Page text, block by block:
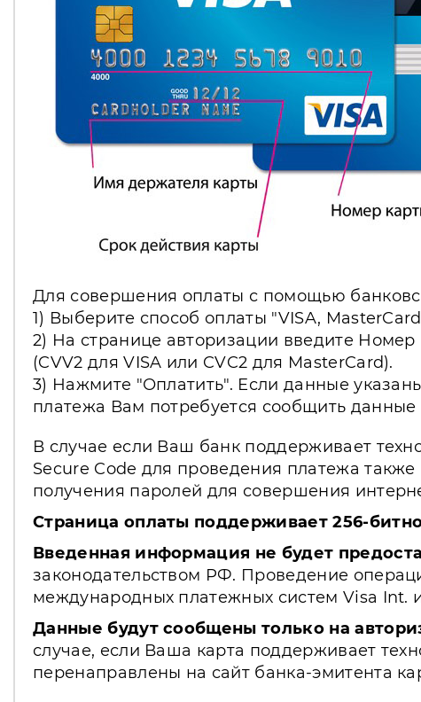
Для совершения оплаты с помощью
1) Выберите способ оплаты "VISA,
2) На странице авторизации введите
(CVV2 для VISA или CVC2 для MasterCard).
3) Нажмите "Оплатить". Если данные
платежа Вам потребуется сообщить
В случае если Ваш банк поддерживает
Secure Code для проведения платежа
получения паролей для совершения
Страница оплаты поддерживает 256-
Введенная информация не будет
законодательством РФ. Проведение
международных платежных систем Visa Int.
Данные будут сообщены только на
случае, если Ваша карта поддерживает
перенаправлены на сайт банка-эмитента